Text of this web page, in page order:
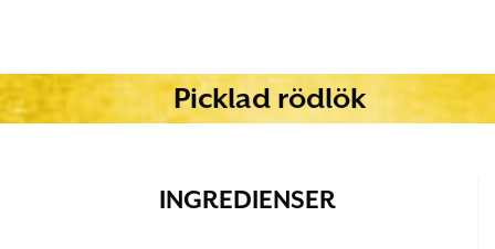
Picklad rödlök
INGREDIENSER